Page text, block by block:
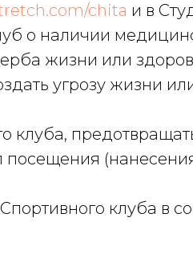
chita и в
о наличии
жизни или
угрозу жизни
клуба,
клуба в